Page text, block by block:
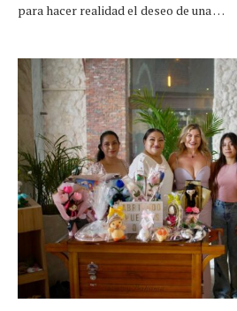
para hacer realidad el deseo de una …